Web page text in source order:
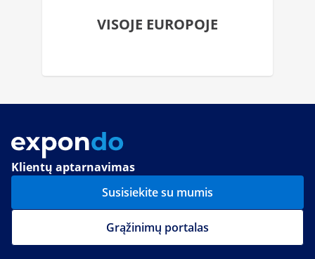
VISOJE EUROPOJE
Klientų aptarnavimas
Susisiekite su mumis
Grąžinimų portalas